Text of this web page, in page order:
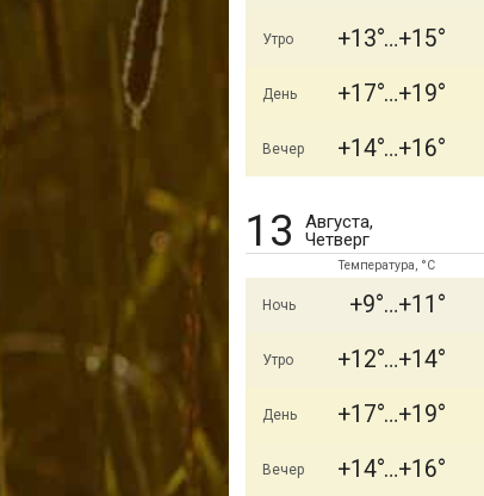
Утро +13 +15
День +17 +19
Вечер +14 +16
13
Августа,
Четверг
Температура, °C
Ночь +9 +11
Утро +12 +14
День +17 +19
Вечер +14 +16